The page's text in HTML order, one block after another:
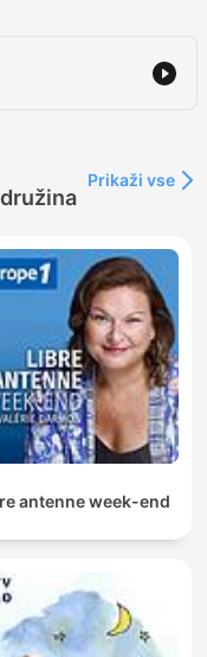
Prikaži vse
antenne week-end